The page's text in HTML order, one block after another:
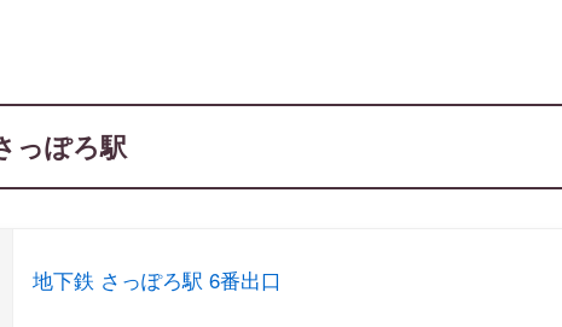
っぽろ駅
地下鉄 さっぽろ駅 6番出口